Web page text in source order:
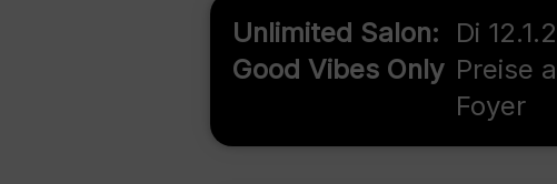
Unlimited Salon:
Good Vibes Only
Di
Preise
Foyer